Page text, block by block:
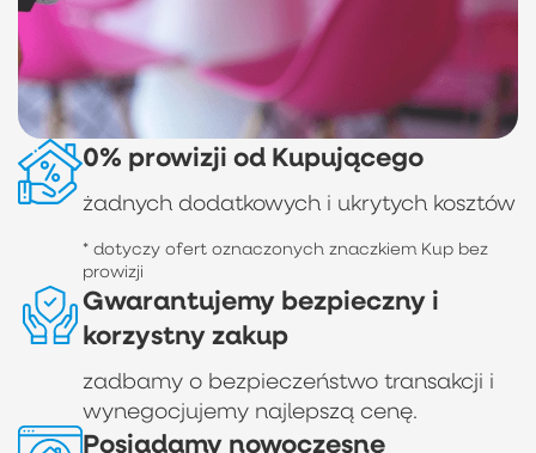
0% prowizji od Kupującego
żadnych dodatkowych i ukrytych kosztów
* dotyczy ofert oznaczonych znaczkiem Kup bez
prowizji
Gwarantujemy bezpieczny i
korzystny zakup
zadbamy o bezpieczeństwo transakcji i
wynegocjujemy najlepszą cenę.
Posiadamy nowoczesne